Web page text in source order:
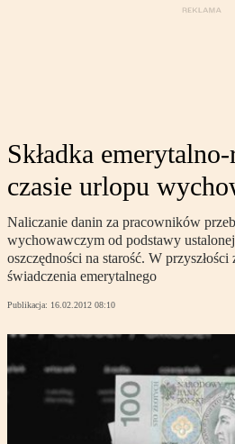
Składka
czasie urlopu
Naliczanie danin za pracowników
wychowawczym od podstawy
oszczędności na starość. W
świadczenia emerytalnego
Publikacja: 16.02.2012 08:10